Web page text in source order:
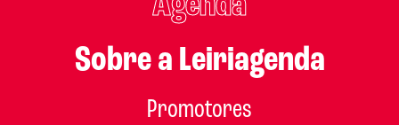
Sobre a Leiriagenda
Promotores